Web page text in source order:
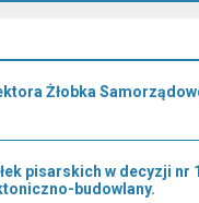
Żłobka
pisarskich w decyzji nr
budowlany.